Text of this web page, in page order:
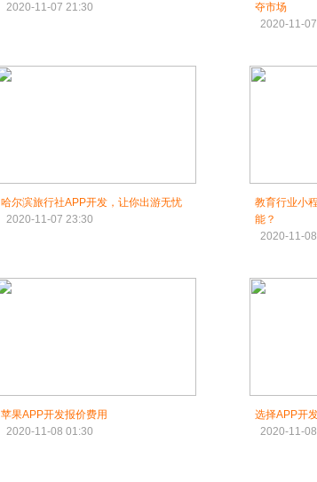
2020-11-07 21:30
夺市场
2020-11-
哈尔滨旅行社APP开发，让你出游无忧
2020-11-07 23:30
教育行业小
能？
2020-11-
苹果APP开发报价费用
2020-11-08 01:30
选择APP开
2020-11-